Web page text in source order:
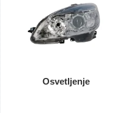
Osvetljenje